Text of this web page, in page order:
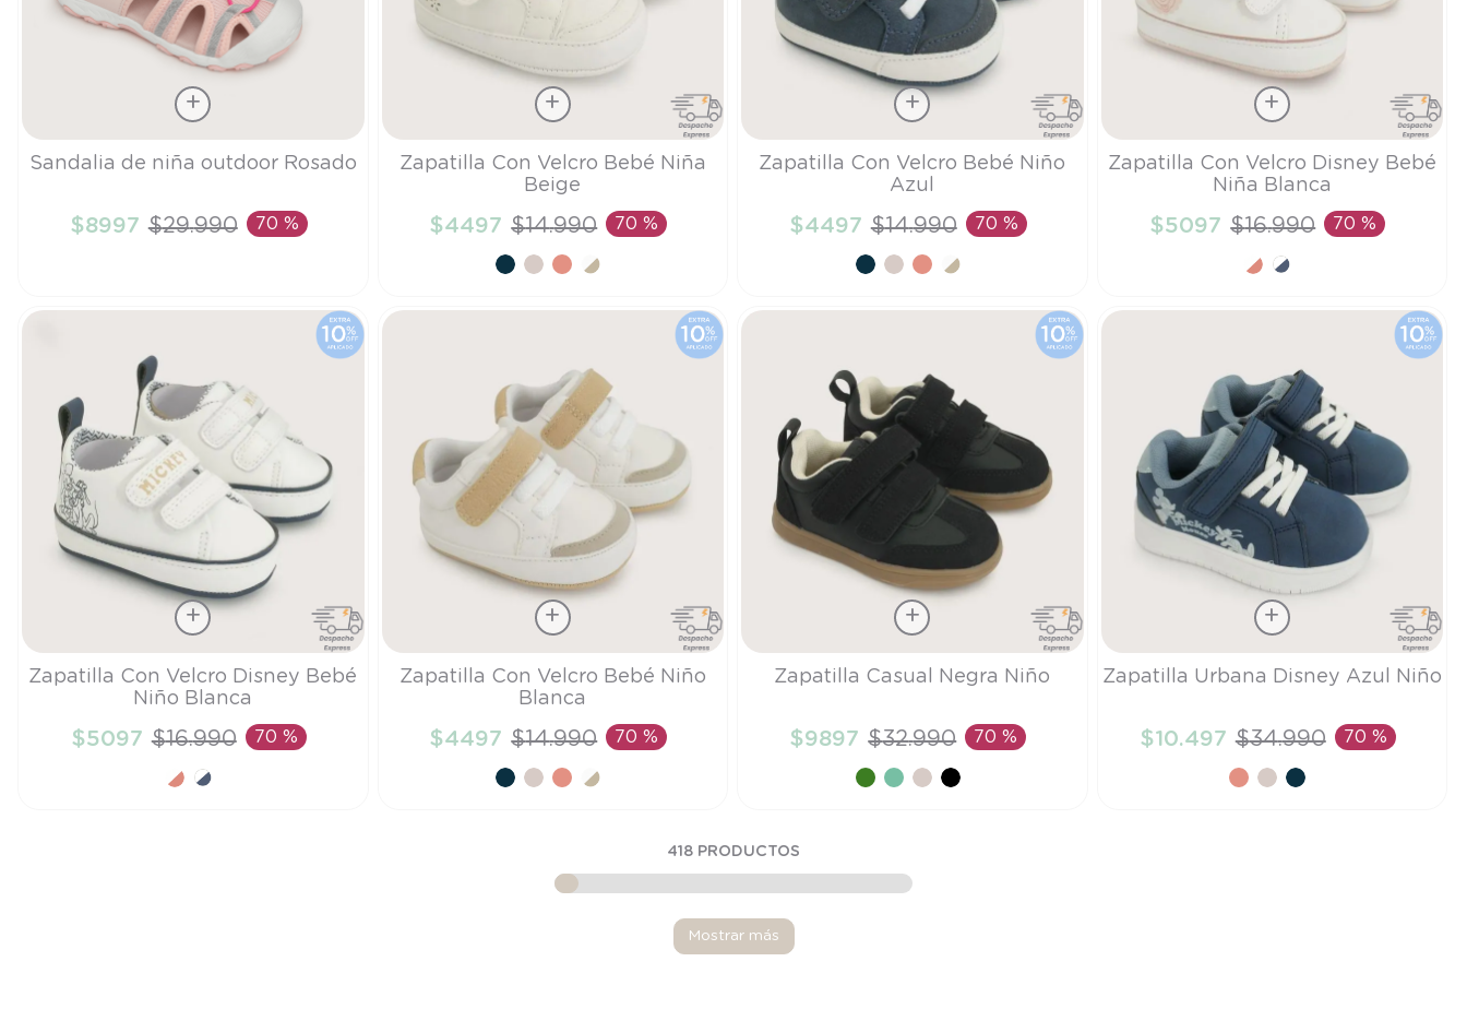
Talla
AÑADIR AL CARRITO
Sandalia de niña outdoor Rosado
$8997 $29.990 70 %
Talla
AÑADIR AL CARRITO
Zapatilla Con Velcro Bebé Niña
Beige
$4497 $14.990 70 %
Talla
AÑADIR AL CARRITO
Zapatilla Con Velcro Bebé Niño
Azul
$4497 $14.990 70 %
Talla
AÑADIR AL CARRITO
Zapatilla Con Velcro Disney Bebé
Niña Blanca
$5097 $16.990 70 %
Talla
AÑADIR AL CARRITO
Zapatilla Con Velcro Disney Bebé
Niño Blanca
$5097 $16.990 70 %
Talla
AÑADIR AL CARRITO
Zapatilla Con Velcro Bebé Niño
Blanca
$4497 $14.990 70 %
Talla
AÑADIR AL CARRITO
Zapatilla Casual Negra Niño
$9897 $32.990 70 %
Talla
AÑADIR AL CARRITO
Zapatilla Urbana Disney Azul Niño
$10.497 $34.990 70 %
418 PRODUCTOS
Mostrar más